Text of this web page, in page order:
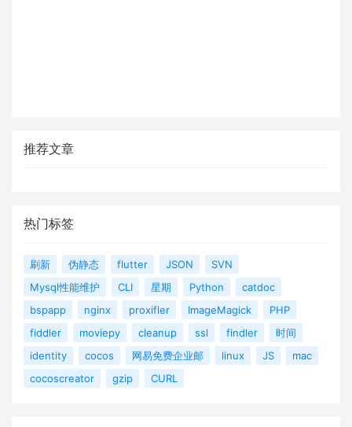
推荐文章
热门标签
刷新 伪静态 flutter JSON
SVN
Mysql性能维护
CLI 星期 Python
catdoc
bspapp
nginx proxifler ImageMagick
PHP
fiddler
moviepy cleanup ssl findler
时间
identity
cocos 网易免费企业邮 linux JS
mac
cocoscreator
gzip CURL